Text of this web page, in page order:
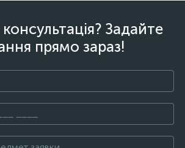
Задайте
прямо зараз!